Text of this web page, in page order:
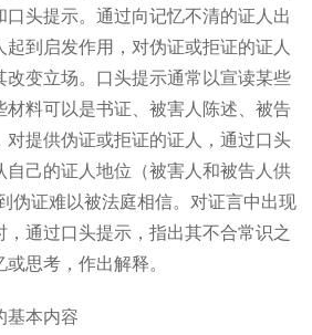
口头提示。通过向记忆不清的证人出
到启发作用，对伪证或拒证的证人
改变立场。口头提示通常以宣读某些
材料可以是书证、被害人陈述、被告
对提供伪证或拒证的证人，通过口头
自己的证人地位（被害人和被告人供
伪证难以被法庭相信。对证言中出现
，通过口头提示，指出其不合常识之
思考，作出解释。
本内容